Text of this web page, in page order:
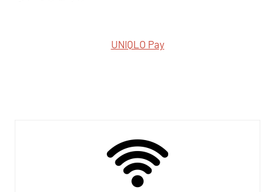
UNIQLO Pay